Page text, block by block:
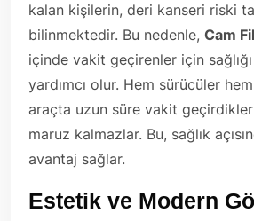
kalan kişilerin, deri kanseri riski
bilinmektedir. Bu nedenle, Cam
içinde vakit geçirenler için
yardımcı olur. Hem sürücüler
araçta uzun süre vakit
maruz kalmazlar. Bu, sağlık
avantaj sağlar.
Estetik ve Modern